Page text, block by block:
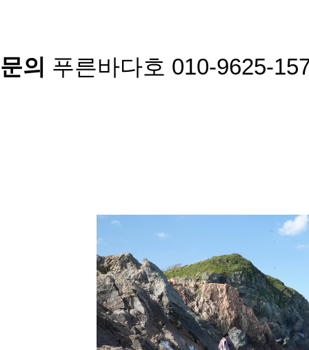
문의 푸른바다호 010-9625-